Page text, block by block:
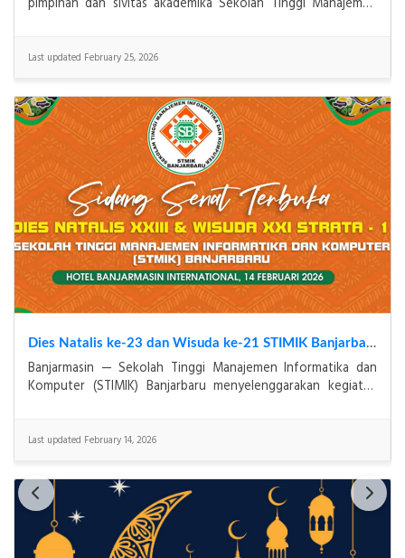
Last updated December 22, 2025
Resmi! STMIK Banjarbaru Raih Akreditasi Institusi Predikat "Baik Sekali" dari BAN-PT
BANJARBARU, 20 Desember 2025 – Sekolah Tinggi
Manajemen Informatika dan Komputer (STMIK) Banjarbaru
Last updated December 20, 2025